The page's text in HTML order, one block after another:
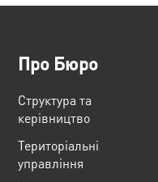
Про Бюро
Структура та
керівництво
Територіальні
управління